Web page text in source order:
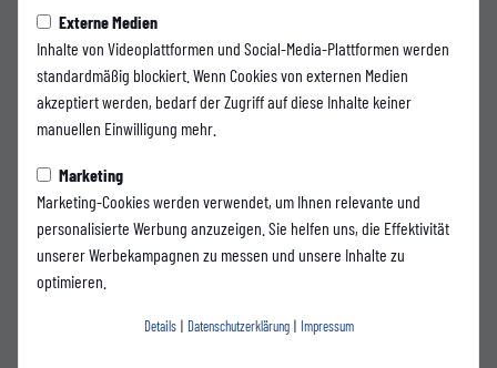
Externe Medien
Inhalte von Videoplattformen und Social-Media-Plattformen werden
standardmäßig blockiert. Wenn Cookies von externen Medien
akzeptiert werden, bedarf der Zugriff auf diese Inhalte keiner
manuellen Einwilligung mehr.
Marketing
Marketing-Cookies werden verwendet, um Ihnen relevante und
personalisierte Werbung anzuzeigen. Sie helfen uns, die Effektivität
unserer Werbekampagnen zu messen und unsere Inhalte zu
optimieren.
Details | Datenschutzerklärung | Impressum
Die Bergische Krankenkasse präsentiert:
Der Wuppertaler SV kann den nächsten Neuzugang für die kommende
Spielzeit präsentieren: Offensivspieler Duje Goles wechselt vom TuS
Ennepetal an die Hubertusallee.
bislang 86 Oberliga-Partien war Goles an 30 Treffern direkt beteiligt. In der
vergangenen Saison erzielte der offensive Mittelfeldspieler sechs Tore und
bereitete vier weitere Treffer für den TuS Ennepetal vor. Dort spielte er
unter anderem gemeinsam mit Ex-WSV-Spieler Kevin Hagemann.
Qualität, seine Dynamik und seine Vielseitigkeit im Offensivspiel. Mit seinen